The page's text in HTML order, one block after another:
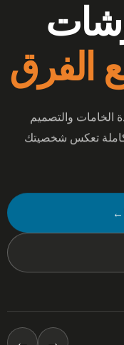
الفرق
والتصميم
تعكس شخصيتك